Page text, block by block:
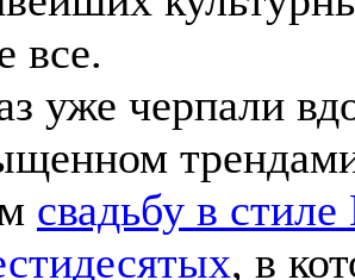
все.
уже черпали
свадьбу в
, в